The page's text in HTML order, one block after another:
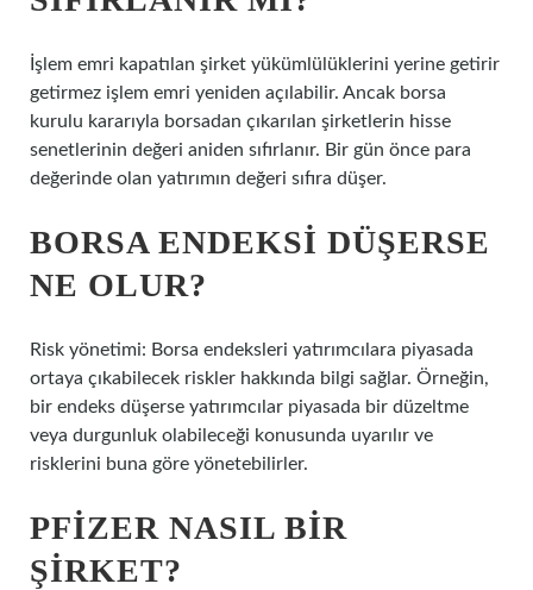
İşlem emri kapatılan şirket yükümlülüklerini yerine getirir
getirmez işlem emri yeniden açılabilir. Ancak borsa
kurulu kararıyla borsadan çıkarılan şirketlerin hisse
senetlerinin değeri aniden sıfırlanır. Bir gün önce para
değerinde olan yatırımın değeri sıfıra düşer.
BORSA ENDEKSI DÜŞERSE
NE OLUR?
Risk yönetimi: Borsa endeksleri yatırımcılara piyasada
ortaya çıkabilecek riskler hakkında bilgi sağlar. Örneğin,
bir endeks düşerse yatırımcılar piyasada bir düzeltme
veya durgunluk olabileceği konusunda uyarılır ve
risklerini buna göre yönetebilirler.
PFIZER NASIL BIR
ŞIRKET?